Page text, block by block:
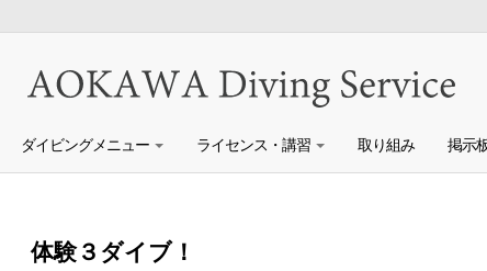
ダイビングメニュー ライセンス・講習 取り組み 掲示
体験３ダイブ！